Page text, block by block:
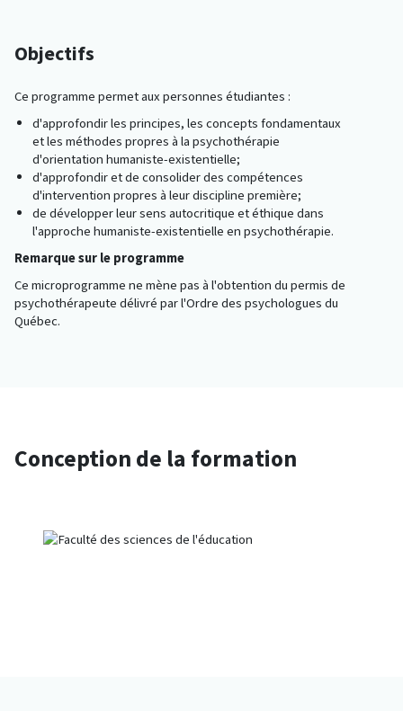
Objectifs
Ce programme permet aux personnes étudiantes :
d'approfondir les principes, les concepts fondamentaux
et les méthodes propres à la psychothérapie
d'orientation humaniste-existentielle;
d'approfondir et de consolider des compétences
d'intervention propres à leur discipline première;
de développer leur sens autocritique et éthique dans
l'approche humaniste-existentielle en psychothérapie.
Remarque sur le programme
Ce microprogramme ne mène pas à l'obtention du permis de
psychothérapeute délivré par l'Ordre des psychologues du
Québec.
Conception de la formation